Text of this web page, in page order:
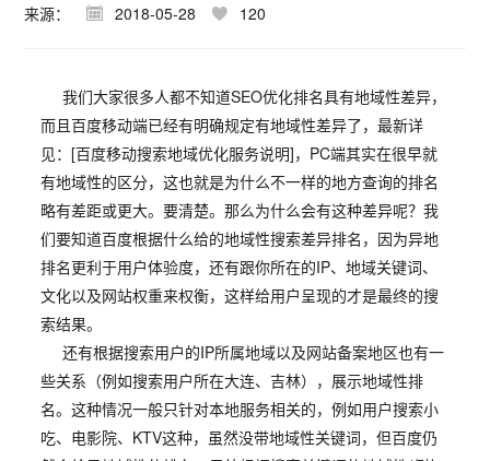
来源： 2018-05-28 120
我们大家很多人都不知道SEO优化排名具有地域性差异，
而且百度移动端已经有明确规定有地域性差异了，最新详
见：[百度移动搜索地域优化服务说明]，PC端其实在很早就
有地域性的区分，这也就是为什么不一样的地方查询的排名
略有差距或更大。要清楚。那么为什么会有这种差异呢？我
们要知道百度根据什么给的地域性搜索差异排名，因为异地
排名更利于用户体验度，还有跟你所在的IP、地域关键词、
文化以及网站权重来权衡，这样给用户呈现的才是最终的搜
索结果。
还有根据搜索用户的IP所属地域以及网站备案地区也有一
些关系（例如搜索用户所在大连、吉林），展示地域性排
名。这种情况一般只针对本地服务相关的，例如用户搜索小
吃、电影院、KTV这种，虽然没带地域性关键词，但百度仍